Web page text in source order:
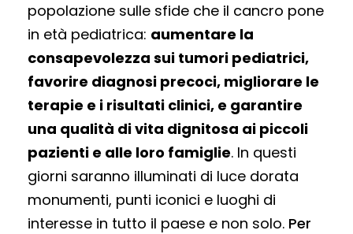
popolazione sulle sfide che il cancro pone
in età pediatrica: aumentare la
consapevolezza sui tumori pediatrici,
favorire diagnosi precoci, migliorare le
terapie e i risultati clinici, e garantire
una qualità di vita dignitosa ai piccoli
pazienti e alle loro famiglie. In questi
giorni saranno illuminati di luce dorata
monumenti, punti iconici e luoghi di
interesse in tutto il paese e non solo.Per